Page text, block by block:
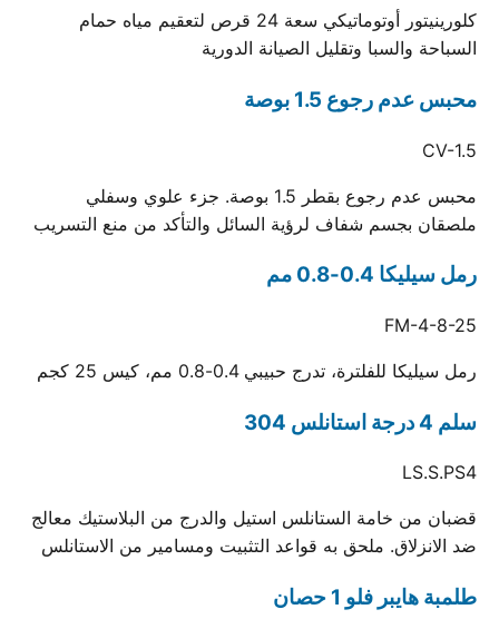
كلورينيتور أوتوماتيكي سعة 24 قرص لتعقيم مياه حمام
السباحة والسبا وتقليل الصيانة الدورية
محبس عدم رجوع 1.5 بوصة
CV-1.5
محبس عدم رجوع بقطر 1.5 بوصة. جزء علوي وسفلي
ملصقان بجسم شفاف لرؤية السائل والتأكد من منع التسريب
رمل سيليكا 0.4-0.8 مم
FM-4-8-25
رمل سيليكا للفلترة، تدرج حبيبي 0.4-0.8 مم، كيس 25 كجم
سلم 4 درجة استانلس 304
LS.S.PS4
قضبان من خامة الستانلس استيل والدرج من البلاستيك معالج
ضد الانزلاق. ملحق به قواعد التثبيت ومسامير من الاستانلس
طلمبة هايبر فلو 1 حصان